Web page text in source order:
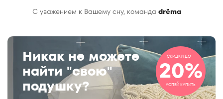
С уважением к Вашему сну, команда drёma
Никак не можете
найти "свою"
подушку?
СКИДКИ ДО
20%
УСПЕЙ КУПИТЬ